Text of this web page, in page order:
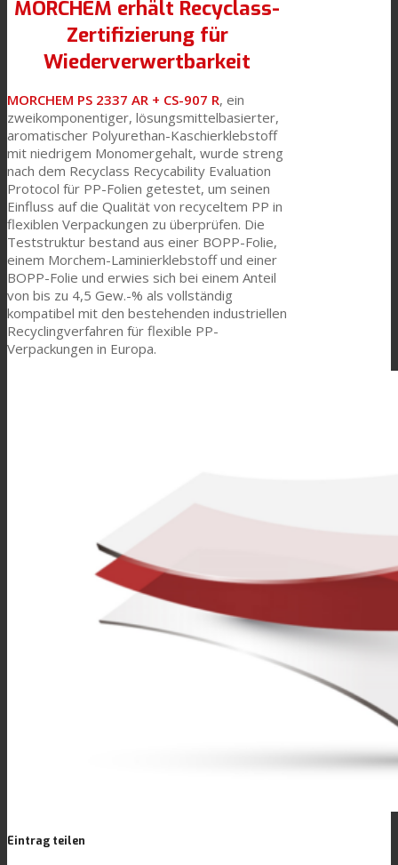
Textilkaschierung
Flachkaschierung
PU Ink Binders
Innovation
Forschung und Entwicklung
Kundenservice
MORCHEM erhält Recyclass-
Zertifizierung für
Wiederverwertbarkeit
MORCHEM PS 2337 AR + CS-907 R, ein
zweikomponentiger, lösungsmittelbasierter,
aromatischer Polyurethan-Kaschierklebstoff
mit niedrigem Monomergehalt, wurde streng
nach dem Recyclass Recycability Evaluation
Protocol für PP-Folien getestet, um seinen
Einfluss auf die Qualität von recyceltem PP in
flexiblen Verpackungen zu überprüfen. Die
Teststruktur bestand aus einer BOPP-Folie,
einem Morchem-Laminierklebstoff und einer
BOPP-Folie und erwies sich bei einem Anteil
von bis zu 4,5 Gew.-% als vollständig
kompatibel mit den bestehenden industriellen
Recyclingverfahren für flexible PP-
Verpackungen in Europa.
Eintrag teilen